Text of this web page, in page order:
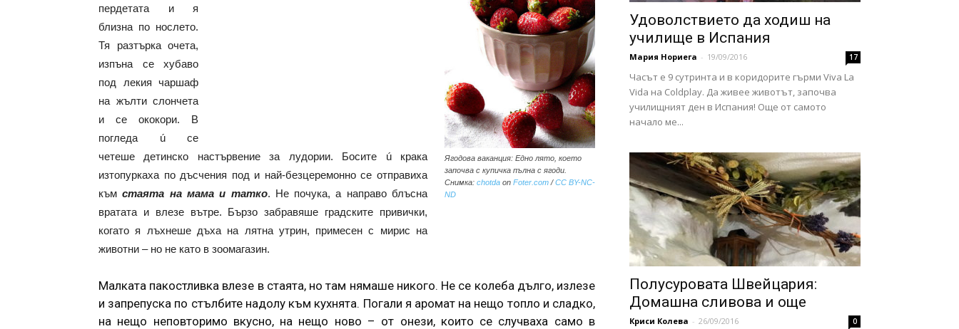
Ягодова ваканция: Едно лято, което
започва с купичка пълна с ягоди.
Снимка: chotda on Foter.com /CC BY-NC-
ND
пердетата и я
близна по нослето.
Тя разтърка очета,
изпъна се хубаво
под лекия чаршаф
на жълти слончета
и се ококори. В
погледа ú се
четеше детинско настървение за лудории. Босите ú крака
изтопуркаха по дъсчения под и най-безцеремонно се отправиха
къмстаята на мама и татко. Не почука, а направо блъсна
вратата и влезе вътре. Бързо забравяше градските привички,
когато я лъхнеше дъха на лятна утрин, примесен с мирис на
животни – но не като в зоомагазин.
Малката пакостливка влезе в стаята, но там нямаше никого. Не се колеба дълго, излезе
и запрепуска по стълбите надолу към кухнята. Погали я аромат на нещо топло и сладко,
на нещо неповторимо вкусно, на нещо ново – от онези, които се случваха само в
Удоволствието да ходиш на
училище в Испания
Мария Нориега - 19/09/2016 17
Часът е 9 сутринта и в коридорите гърми Viva La
Vida на Coldplay. Да живее животът, започва
училищният ден в Испания! Още от самото
начало ме...
Полусуровата Швейцария:
Домашна сливова и още
Криси Колева - 26/09/2016 0